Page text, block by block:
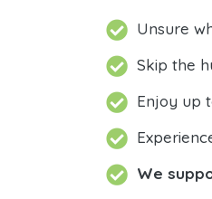
Unsure
Skip the
Enjoy up
We